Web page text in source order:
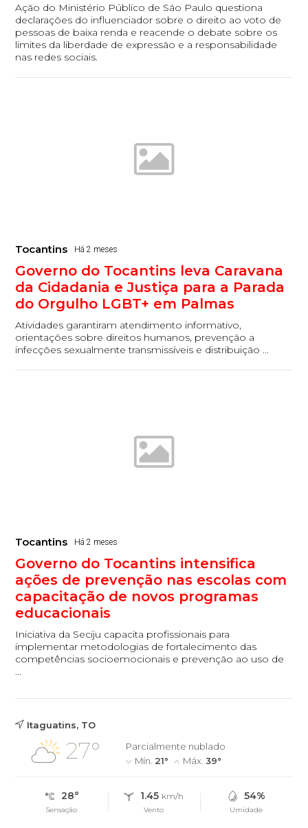
Ação do Ministério Público de São Paulo questiona
declarações do influenciador sobre o direito ao voto de
pessoas de baixa renda e reacende o debate sobre os
limites da liberdade de expressão e a responsabilidade
nas redes sociais.
Tocantins Há 2 meses
Governo do Tocantins leva Caravana
da Cidadania e Justiça para a Parada
do Orgulho LGBT+ em Palmas
Atividades garantiram atendimento informativo,
orientações sobre direitos humanos, prevenção a
infecções sexualmente transmissíveis e distribuição ...
Tocantins Há 2 meses
Governo do Tocantins intensifica
ações de prevenção nas escolas com
capacitação de novos programas
educacionais
Iniciativa da Seciju capacita profissionais para
implementar metodologias de fortalecimento das
competências socioemocionais e prevenção ao uso de
...
Itaguatins, TO
27°
Parcialmente nublado
Mín. 21° Máx.39°
28°
Sensação
1.45 km/h
Vento
54%
Umidade